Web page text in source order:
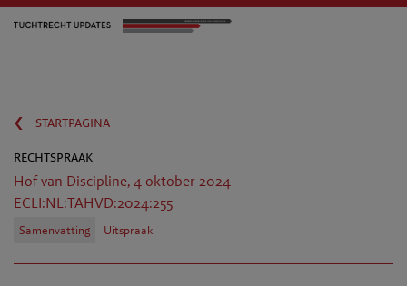
‹
startpagina
rechtspraak
Hof van Discipline, 4 oktober 2024
ECLI:NL:TAHVD:2024:255
Samenvatting Uitspraak